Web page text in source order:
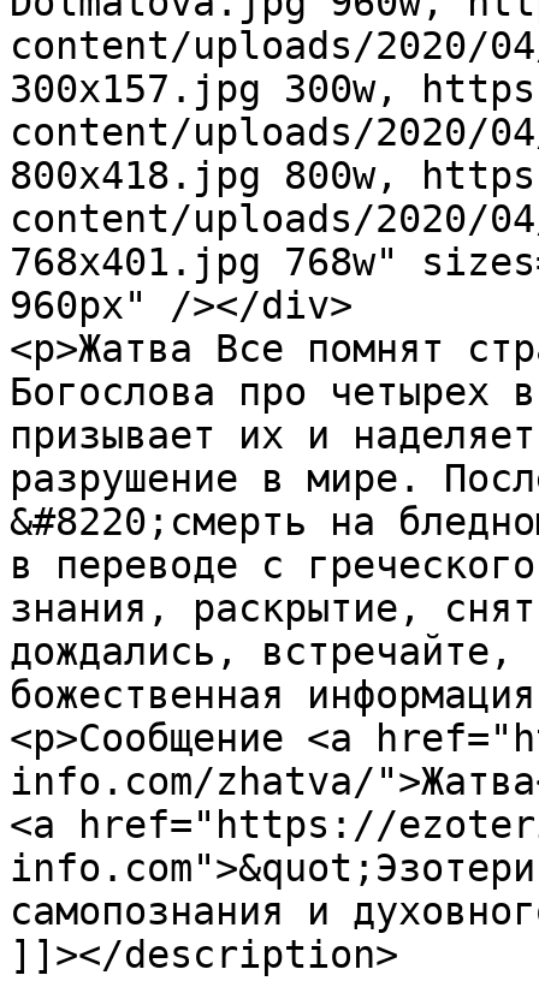
content/uploads/2020/
300x157.jpg 300w,
content/uploads/2020/
800x418.jpg 800w,
content/uploads/2020/
768x401.jpg 768w"
960px" /></div>
<p>Жатва Все помнят
Богослова про четырех
призывает их и
разрушение в мире.
&#8220;смерть на
в переводе с
знания, раскрытие,
дождались, встречайте,
божественная
<p>Сообщение <a
info.com/zhatva/
<a href="https://
самопознания и
]]></description>